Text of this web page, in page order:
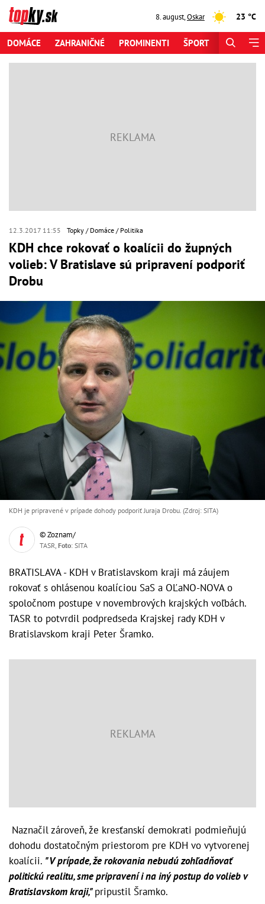
8. august,Oskar 23 °C
DOMÁCE ZAHRANIČNÉ PROMINENTI ŠPORT
12.3.2017 11:55 Topky Domáce Politika
KDH chce rokovať o koalícii do župných
volieb: V Bratislave sú pripravení podporiť
Drobu
KDH je pripravené v prípade dohody podporiť Juraja Drobu. (Zdroj: SITA)
© Zoznam/
TASR, Foto: SITA
BRATISLAVA - KDH v Bratislavskom kraji má záujem
rokovať s ohlásenou koalíciou SaS a OĽaNO-NOVA o
spoločnom postupe v novembrových krajských voľbách.
TASR to potvrdil podpredseda Krajskej rady KDH v
Bratislavskom kraji Peter Šramko.
Naznačil zároveň, že kresťanskí demokrati podmieňujú
dohodu dostatočným priestorom pre KDH vo vytvorenej
koalícii. "V prípade, že rokovania nebudú zohľadňovať
politickú realitu, sme pripravení i na iný postup do volieb v
Bratislavskom kraji,"pripustil Šramko.